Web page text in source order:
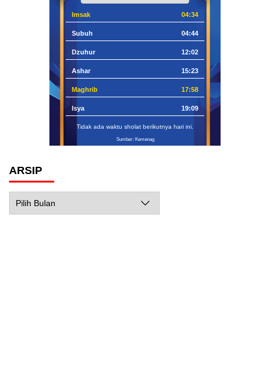
Imsak 04:34
Subuh 04:44
Dzuhur 12:02
Ashar 15:23
Maghrib 17:58
Isya 19:09
Tidak ada waktu sholat berikutnya hari ini.
Sumber: Kemenag
ARSIP